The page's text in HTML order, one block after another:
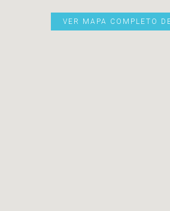
VER MAPA COMPLETO